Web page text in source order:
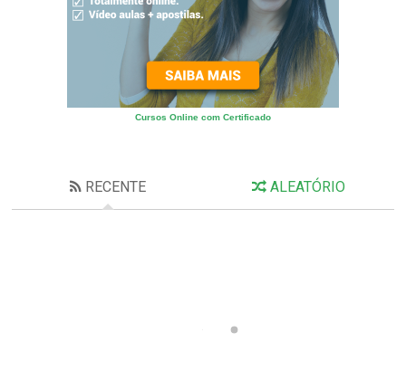
Cursos Online com Certificado
RECENTE ALEATÓRIO